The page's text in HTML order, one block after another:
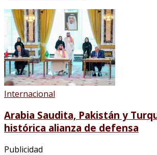
Internacional
Arabia Saudita, Pakistán y
histórica alianza de defensa
Publicidad